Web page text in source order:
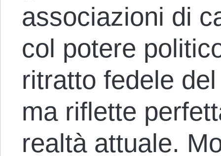
associazioni di
col potere
ritratto fedele
ma riflette
realtà attuale.